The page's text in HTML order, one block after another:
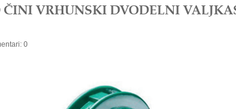
ČINI VRHUNSKI DVODELNI
0